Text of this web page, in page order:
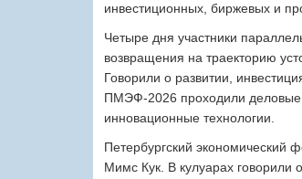
инвестиционных, биржевых и
Четыре дня участники
возвращения на траекторию
Говорили о развитии,
ПМЭФ-2026 проходили деловые
инновационные технологии.
Петербургский
Мимс Кук. В кулуарах говорили